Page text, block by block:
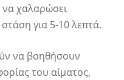
χαλαρώσει
για 5-10 λεπτά.
να βοηθήσουν
του αίματος,